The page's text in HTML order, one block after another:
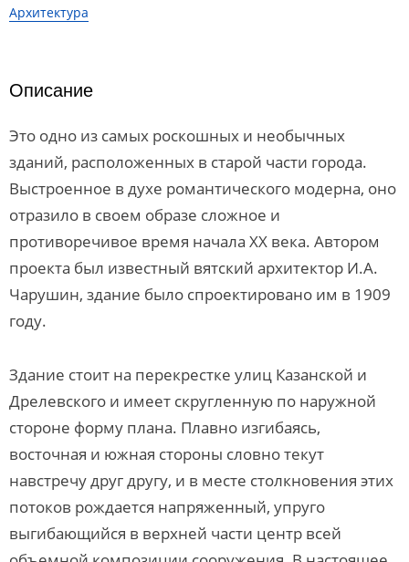
Архитектура
Описание
Это одно из самых роскошных и необычных
зданий, расположенных в старой части города.
Выстроенное в духе романтического модерна, оно
отразило в своем образе сложное и
противоречивое время начала ХХ века. Автором
проекта был известный вятский архитектор И.А.
Чарушин, здание было спроектировано им в 1909
году.
Здание стоит на перекрестке улиц Казанской и
Дрелевского и имеет скругленную по наружной
стороне форму плана. Плавно изгибаясь,
восточная и южная стороны словно текут
навстречу друг другу, и в месте столкновения этих
потоков рождается напряженный, упруго
выгибающийся в верхней части центр всей